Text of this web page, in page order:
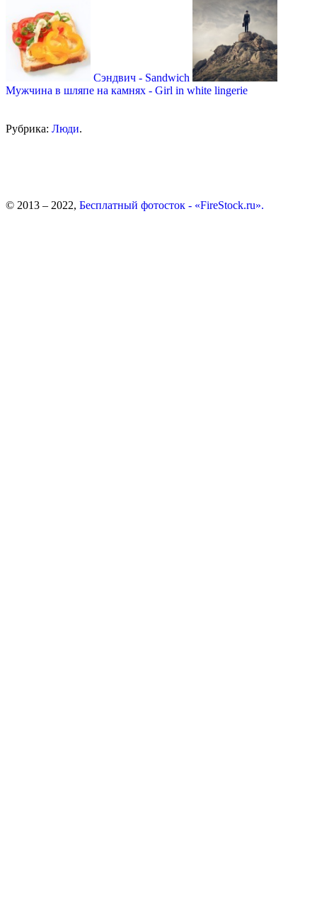
Сэндвич - Sandwich
Мужчина в шляпе на камнях - Girl in white lingerie
Рубрика: Люди.
© 2013 – 2022, Бесплатный фотосток - «FireStock.ru».